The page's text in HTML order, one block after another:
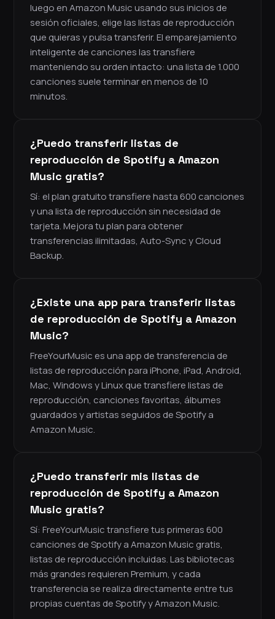
luego en Amazon Music usando sus inicios de
sesión oficiales, elige las listas de reproducción
que quieras y pulsa transferir. El emparejamiento
inteligente de canciones las transfiere
manteniendo su orden intacto: una lista de 1.000
canciones suele terminar en menos de 10
minutos.
¿Puedo transferir listas de
reproducción de Spotify a Amazon
Music gratis?
Sí: el plan gratuito transfiere hasta 600 canciones
y una lista de reproducción sin necesidad de
tarjeta. Mejora tu plan para obtener
transferencias ilimitadas, Auto-Sync y Cloud
Backup.
¿Existe una app para transferir listas
de reproducción de Spotify a Amazon
Music?
FreeYourMusic es una app de transferencia de
listas de reproducción para iPhone, iPad, Android,
Mac, Windows y Linux que transfiere listas de
reproducción, canciones favoritas, álbumes
guardados y artistas seguidos de Spotify a
Amazon Music.
¿Puedo transferir mis listas de
reproducción de Spotify a Amazon
Music gratis?
Sí: FreeYourMusic transfiere tus primeras 600
canciones de Spotify a Amazon Music gratis,
listas de reproducción incluidas. Las bibliotecas
más grandes requieren Premium, y cada
transferencia se realiza directamente entre tus
propias cuentas de Spotify y Amazon Music.